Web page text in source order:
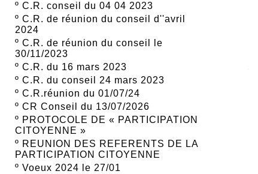
º C.R. conseil du 04 04 2023
º C.R. de réunion du conseil d''avril
2024
º C.R. de réunion du conseil le
30/11/2023
º C.R. du 16 mars 2023
º C.R. du conseil 24 mars 2023
º C.R.réunion du 01/07/24
º CR Conseil du 13/07/2026
º PROTOCOLE DE « PARTICIPATION
CITOYENNE »
º REUNION DES REFERENTS DE LA
PARTICIPATION CITOYENNE
º Voeux 2024 le 27/01